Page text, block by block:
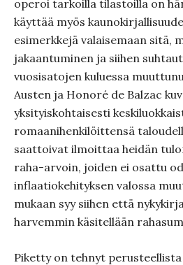
operoi tarkoilla tilastoilla on
käyttää myös
esimerkkejä valaisemaan sitä,
jakaantuminen ja siihen
vuosisatojen kuluessa
Austen ja Honoré de Balzac
yksityiskohtaisesti
romaanihenkilöittensä
saattoivat ilmoittaa heidän
raha-arvoin, joiden ei osattu
inflaatiokehityksen valossa
mukaan syy siihen että
harvemmin käsitellään
Piketty on tehnyt